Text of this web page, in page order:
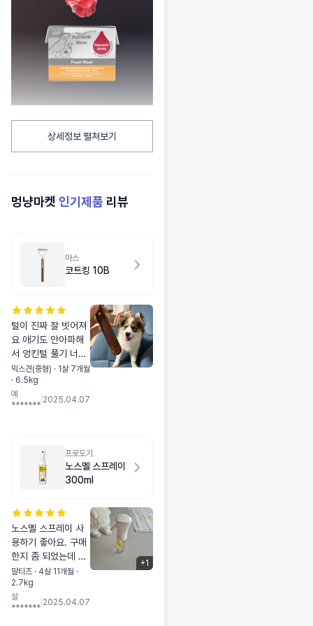
상세정보 펼쳐보기
멍냥마켓 인기제품 리뷰
마스
코트킹 10B
털이 진짜 잘 빗어져
요 애기도 안아파해
서 엉킨털 풀기 너무
좋아요 애기가 손잡
이도 맘에 드는지 하
루만에 다 씹어놨네
믹스견(중형) · 1살 7개월
· 6.5kg
예
*******
2025.04.07
프로도기
노스멜 스프레이
300ml
노스몔 스프레이 사
용하기 좋아요. 구매
한지 좀 되었는데 사
용해보니 저는 향있
는것 보다 무향이 좋
더라구요. 리필도 같
말티즈 · 4살 11개월 ·
2.7kg
설
*******
2025.04.07
+1